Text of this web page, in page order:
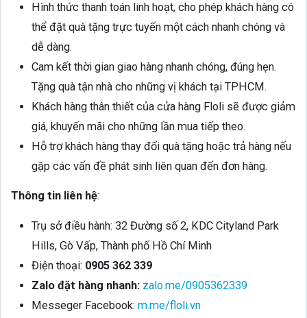
Hình thức thanh toán linh hoạt, cho phép khách hàng có
thể đặt quà tặng trực tuyến một cách nhanh chóng và
dễ dàng.
Cam kết thời gian giao hàng nhanh chóng, đúng hẹn.
Tặng quà tận nhà cho những vị khách tại TPHCM.
Khách hàng thân thiết của cửa hàng Floli sẽ được giảm
giá, khuyến mãi cho những lần mua tiếp theo.
Hỗ trợ khách hàng thay đổi quà tặng hoặc trả hàng nếu
gặp các vấn đề phát sinh liên quan đến đơn hàng.
Thông tin liên hệ:
Trụ sở điều hành: 32 Đường số 2, KDC Cityland Park
Hills, Gò Vấp, Thành phố Hồ Chí Minh
Điện thoại: 0905 362 339
Zalo đặt hàng nhanh: zalo.me/0905362339
Messeger Facebook: m.me/floli.vn